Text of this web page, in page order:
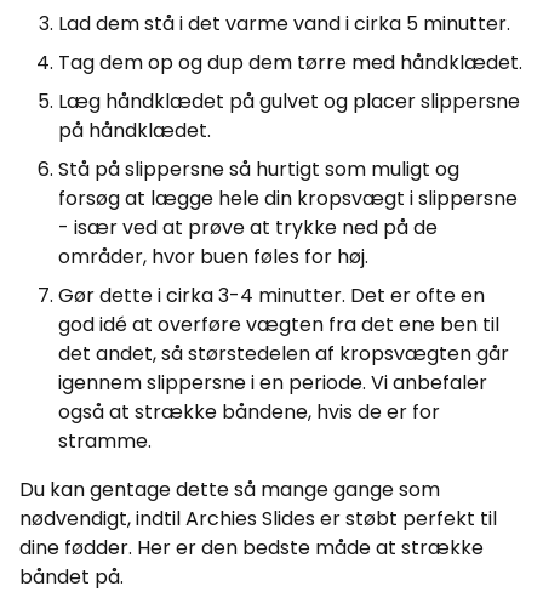
Lad dem stå i det varme vand i cirka 5 minutter.
Tag dem op og dup dem tørre med håndklædet.
Læg håndklædet på gulvet og placer slippersne
på håndklædet.
Stå på slippersne så hurtigt som muligt og
forsøg at lægge hele din kropsvægt i slippersne
- især ved at prøve at trykke ned på de
områder, hvor buen føles for høj.
Gør dette i cirka 3-4 minutter. Det er ofte en
god idé at overføre vægten fra det ene ben til
det andet, så størstedelen af kropsvægten går
igennem slippersne i en periode. Vi anbefaler
også at strække båndene, hvis de er for
stramme.
Du kan gentage dette så mange gange som
nødvendigt, indtil Archies Slides er støbt perfekt til
dine fødder. Her er den bedste måde at strække
båndet på.